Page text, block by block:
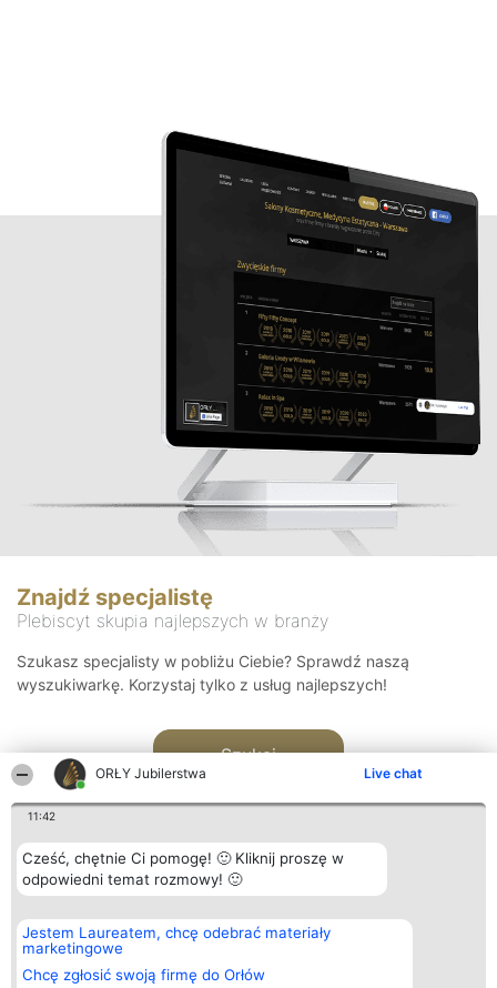
ORŁY Jubilerstwa Live chat
11:42
Cześć, chętnie Ci pomogę! 🙂 Kliknij proszę w
odpowiedni temat rozmowy! 🙂
Jestem Laureatem, chcę odebrać materiały
marketingowe
Chcę zgłosić swoją firmę do Orłów
Znajdź specjalistę
Plebiscyt skupia najlepszych w branży
Szukasz specjalisty w pobliżu Ciebie? Sprawdź naszą
wyszukiwarkę. Korzystaj tylko z usług najlepszych!
Szukaj
Organizator plebiscytu
Bright Side Solutions sp. z o.
o. sp. k.
ul. Ruska 22
Wrocław 50-079
Plebiscyt
Laureaci
wszystkich
Laureatów
Kontakt
Kontakt